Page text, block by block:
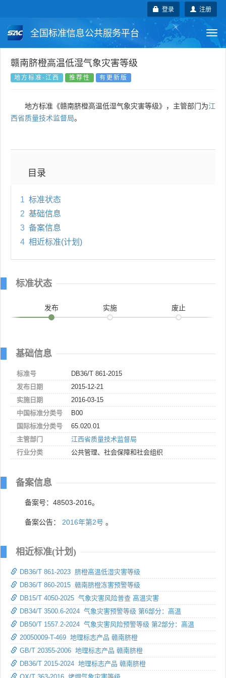
注册
登录
全国标准信息公共服务平台
国家标准 行业标准
国外标准 技术委员会
赣南脐橙高温低湿气象灾害等级
地方标准-江西 推荐性 有更新版
地方标准《赣南脐橙高温低湿气象灾害等级》，主管部门为江
西省质量技术监督局。
目录
1 标准状态
2 基础信息
3 备案信息
4 相近标准(计划)
标准状态
发布 实施 废止
基础信息
标准号
DB36/T 861-2015
发布日期
2015-12-21
实施日期
2016-03-15
中国标准分类号
B00
国际标准分类号
65.020.01
主管部门
江西省质量技术监督局
行业分类
公共管理、社会保障和社会组织
备案信息
备案号：48503-2016。
备案公告： 2016年第2号 。
相近标准(计划)
DB36/T 861-2023 脐橙高温低湿灾害等级
DB36/T 860-2015 赣南脐橙冻害预警等级
DB15/T 4050-2025 气象灾害风险普查 高温灾害
DB34/T 3500.6-2024 气象灾害预警等级 第6部分：高温
DB50/T 1557.2-2024 气象灾害风险预警等级 第2部分：高温
20050009-T-469 地理标志产品 赣南脐橙
GB/T 20355-2006 地理标志产品 赣南脐橙
DB36/T 2015-2024 地理标志产品 赣南脐橙